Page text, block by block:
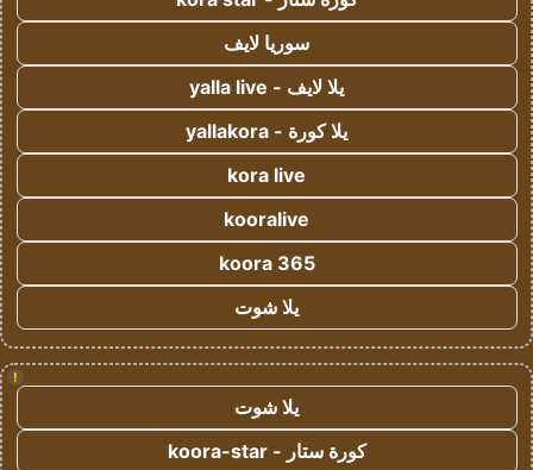
سوريا لايف
يلا لايف - yalla live
يلا كورة - yallakora
kora live
kooralive
koora 365
يلا شوت
!
يلا شوت
كورة ستار - koora-star